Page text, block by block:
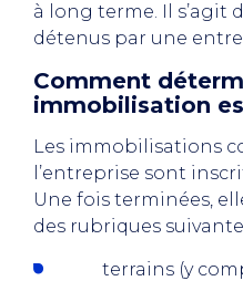
à long terme. Il s’agit
détenus par une
Comment
immobilisation
Les immobilisations
l’entreprise sont
Une fois terminées,
des rubriques
terrains (y